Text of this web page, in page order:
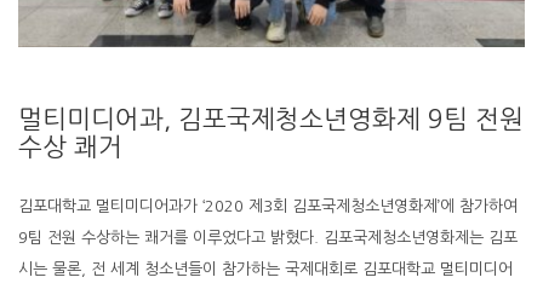
멀티미디어과, 김포국제청소년영화제 9팀 전원
수상 쾌거
김포대학교 멀티미디어과가 ‘2020 제3회 김포국제청소년영화제’에 참가하여
9팀 전원 수상하는 쾌거를 이루었다고 밝혔다. 김포국제청소년영화제는 김포
시는 물론, 전 세계 청소년들이 참가하는 국제대회로 김포대학교 멀티미디어